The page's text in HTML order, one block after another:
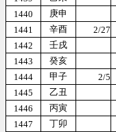
1440
庚申
1441
辛酉 2/27
1442
壬戌
1443
癸亥
1444
甲子 2/5
1445
乙丑
1446
丙寅
1447
丁卯